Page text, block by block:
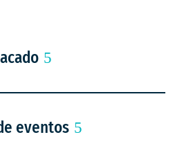
eventos